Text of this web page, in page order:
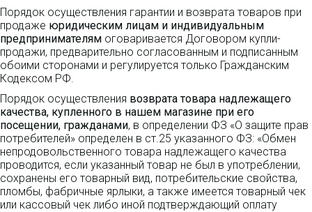
Порядок осуществления гарантии и возврата товаров при
продаже юридическим лицам и индивидуальным
предпринимателям оговаривается Договором купли-
продажи, предварительно согласованным и подписанным
обоими сторонами и регулируется только Гражданским
Кодексом РФ.
Порядок осуществления возврата товара надлежащего
качества, купленного в нашем магазине при его
посещении, гражданами, в определении ФЗ «О защите прав
потребителей» определен в ст.25 указанного ФЗ: «Обмен
непродовольственного товара надлежащего качества
проводится, если указанный товар не был в употреблении,
сохранены его товарный вид, потребительские свойства,
пломбы, фабричные ярлыки, а также имеется товарный чек
или кассовый чек либо иной подтверждающий оплату